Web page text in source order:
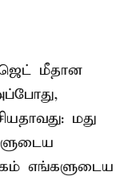
மீதான
மது
எங்களுடைய